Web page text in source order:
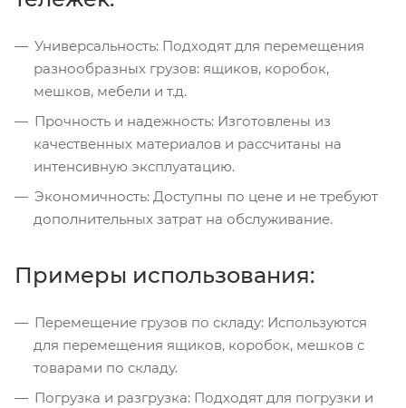
Универсальность: Подходят для перемещения
разнообразных грузов: ящиков, коробок,
мешков, мебели и т.д.
Прочность и надежность: Изготовлены из
качественных материалов и рассчитаны на
интенсивную эксплуатацию.
Экономичность: Доступны по цене и не требуют
дополнительных затрат на обслуживание.
Примеры использования:
Перемещение грузов по складу: Используются
для перемещения ящиков, коробок, мешков с
товарами по складу.
Погрузка и разгрузка: Подходят для погрузки и